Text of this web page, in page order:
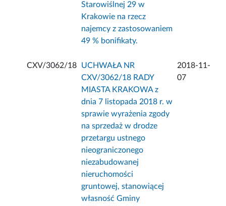
Starowiślnej 29 w
Krakowie na rzecz
najemcy z zastosowaniem
49 % bonifikaty.
CXV/3062/18
UCHWAŁA NR
CXV/3062/18 RADY
MIASTA KRAKOWA z
dnia 7 listopada 2018 r. w
sprawie wyrażenia zgody
na sprzedaż w drodze
przetargu ustnego
nieograniczonego
niezabudowanej
nieruchomości
gruntowej, stanowiącej
własność Gminy
2018-11-
07